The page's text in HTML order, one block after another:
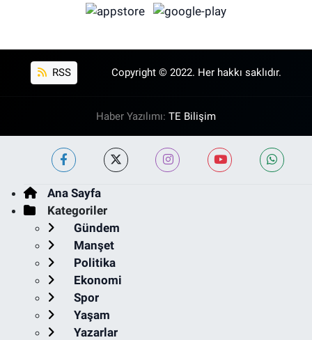
RSS Copyright © 2022. Her hakkı saklıdır.
Haber Yazılımı: TE Bilişim
Ana Sayfa
Kategoriler
Gündem
Manşet
Politika
Ekonomi
Spor
Yaşam
Yazarlar